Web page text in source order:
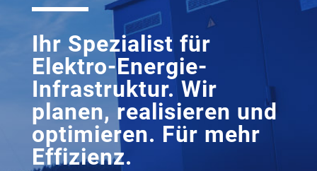
Ihr Spezialist für
Elektro-Energie-
Infrastruktur. Wir
planen, realisieren und
optimieren. Für mehr
Effizienz.